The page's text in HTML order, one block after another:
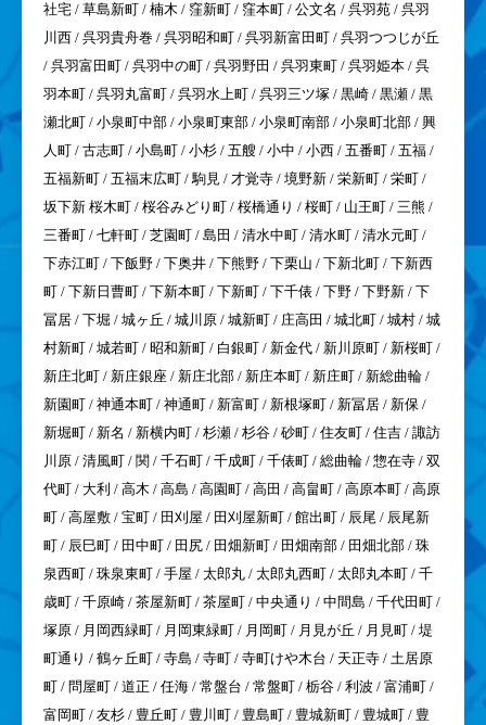
社宅 / 草島新町 / 楠木 / 窪新町 / 窪本町 / 公文名 / 呉羽苑 / 呉羽
川西 / 呉羽貴舟巻 / 呉羽昭和町 / 呉羽新富田町 / 呉羽つつじが丘
/ 呉羽富田町 / 呉羽中の町 / 呉羽野田 / 呉羽東町 / 呉羽姫本 / 呉
羽本町 / 呉羽丸富町 / 呉羽水上町 / 呉羽三ツ塚 / 黒崎 / 黒瀬 / 黒
瀬北町 / 小泉町中部 / 小泉町東部 / 小泉町南部 / 小泉町北部 / 興
人町 / 古志町 / 小島町 / 小杉 / 五艘 / 小中 / 小西 / 五番町 / 五福 /
五福新町 / 五福末広町 / 駒見 / 才覚寺 / 境野新 / 栄新町 / 栄町 /
坂下新 桜木町 / 桜谷みどり町 / 桜橋通り / 桜町 / 山王町 / 三熊 /
三番町 / 七軒町 / 芝園町 / 島田 / 清水中町 / 清水町 / 清水元町 /
下赤江町 / 下飯野 / 下奥井 / 下熊野 / 下栗山 / 下新北町 / 下新西
町 / 下新日曹町 / 下新本町 / 下新町 / 下千俵 / 下野 / 下野新 / 下
冨居 / 下堀 / 城ヶ丘 / 城川原 / 城新町 / 庄高田 / 城北町 / 城村 / 城
村新町 / 城若町 / 昭和新町 / 白銀町 / 新金代 / 新川原町 / 新桜町 /
新庄北町 / 新庄銀座 / 新庄北部 / 新庄本町 / 新庄町 / 新総曲輪 /
新園町 / 神通本町 / 神通町 / 新富町 / 新根塚町 / 新冨居 / 新保 /
新堀町 / 新名 / 新横内町 / 杉瀬 / 杉谷 / 砂町 / 住友町 / 住吉 / 諏訪
川原 / 清風町 / 関 / 千石町 / 千成町 / 千俵町 / 総曲輪 / 惣在寺 / 双
代町 / 大利 / 高木 / 高島 / 高園町 / 高田 / 高畠町 / 高原本町 / 高原
町 / 高屋敷 / 宝町 / 田刈屋 / 田刈屋新町 / 館出町 / 辰尾 / 辰尾新
町 / 辰巳町 / 田中町 / 田尻 / 田畑新町 / 田畑南部 / 田畑北部 / 珠
泉西町 / 珠泉東町 / 手屋 / 太郎丸 / 太郎丸西町 / 太郎丸本町 / 千
歳町 / 千原崎 / 茶屋新町 / 茶屋町 / 中央通り / 中間島 / 千代田町 /
塚原 / 月岡西緑町 / 月岡東緑町 / 月岡町 / 月見が丘 / 月見町 / 堤
町通り / 鶴ヶ丘町 / 寺島 / 寺町 / 寺町けや木台 / 天正寺 / 土居原
町 / 問屋町 / 道正 / 任海 / 常盤台 / 常盤町 / 栃谷 / 利波 / 富浦町 /
富岡町 / 友杉 / 豊丘町 / 豊川町 / 豊島町 / 豊城新町 / 豊城町 / 豊